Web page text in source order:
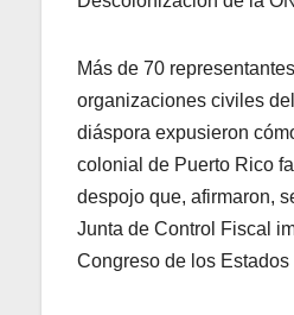
Más de 70
organizaciones civiles
diáspora expusieron
colonial de Puerto Rico
despojo que, afirmaron,
Junta de Control Fiscal
Congreso de los Estados